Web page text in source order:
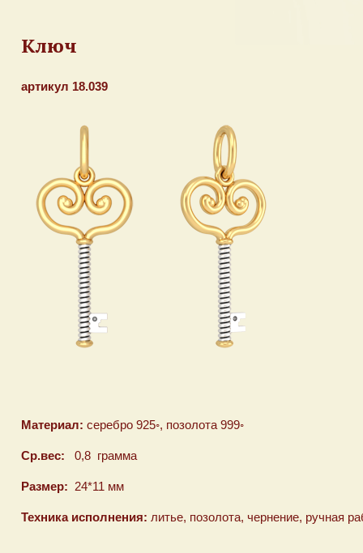
Ключ
артикул 18.039
Материал: серебро 925◦, позолота 999◦
Ср.вес: 0,8 грамма
Размер: 24*11 мм
Техника исполнения: литье, позолота, чернение, ручная